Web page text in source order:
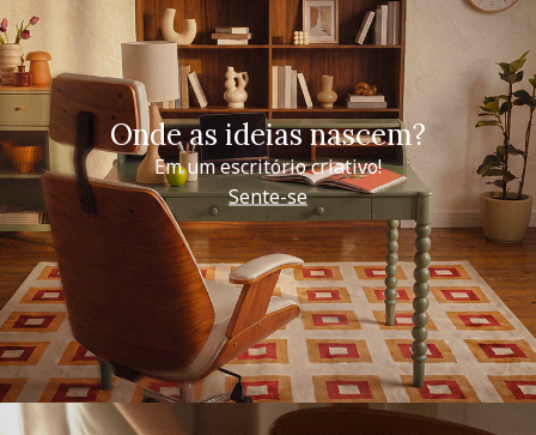
Onde as ideias nascem?
Em um escritório criativo!
Sente-se